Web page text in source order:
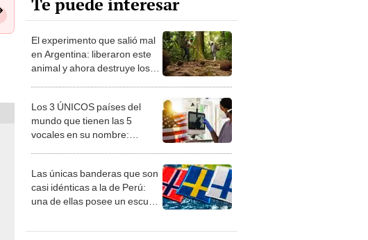
en Argentina: liberaron este
animal y ahora destruye los
bosques milenarios de la
Patagonia
Los 3 ÚNICOS países del
mundo que tienen las 5
vocales en su nombre:
América cuenta con uno
Las únicas banderas que son
una de ellas posee un escudo
muy similar
Carlincaturas